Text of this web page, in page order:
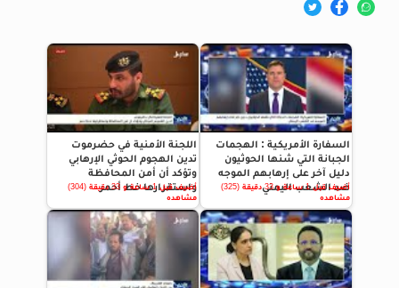
السفارة الأمريكية : الهجمات
الجبانة التي شنها الحوثيون
دليل آخر على إرهابهم الموجه
ضد الشعب اليمني
أضيف قبل 1 ساعة و 33 دقيقة (325)
مشاهده
اللجنة الأمنية في حضرموت
تدين الهجوم الحوثي الإرهابي
وتؤكد أن أمن المحافظة
واستقرارها خط أحمر
أضيف قبل 1 ساعة و 33 دقيقة (304)
مشاهده